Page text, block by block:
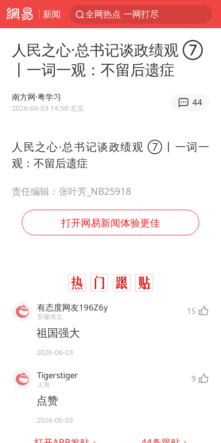
新闻 全网热点 一网打尽
人民之心·总书记谈政绩观 ⑦
丨一词一观：不留后遗症
南方网·粤学习
2026-06-03 14:58·北京
44
人民之心·总书记谈政绩观 ⑦丨一词一
观：不留后遗症
责任编辑：张叶芳_NB25918
打开网易新闻体验更佳
有态度网友196Z6y
安徽淮北 15
祖国强大
2026-06-03
Tigerstiger
上海 9
点赞
2026-06-03